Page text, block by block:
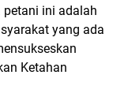
petani ini adalah
yang ada
Ketahan